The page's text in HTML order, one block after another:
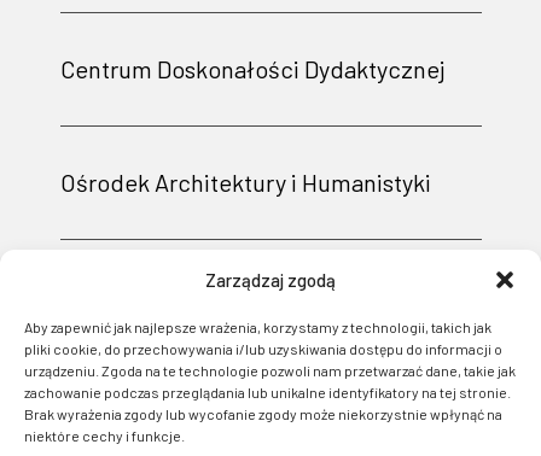
Zarządzaj zgodą
Aby zapewnić jak najlepsze wrażenia, korzystamy z technologii, takich jak
pliki cookie, do przechowywania i/lub uzyskiwania dostępu do informacji o
urządzeniu. Zgoda na te technologie pozwoli nam przetwarzać dane, takie jak
zachowanie podczas przeglądania lub unikalne identyfikatory na tej stronie.
Brak wyrażenia zgody lub wycofanie zgody może niekorzystnie wpłynąć na
niektóre cechy i funkcje.
Centrum Doskonałości Dydaktycznej
Ośrodek Architektury i Humanistyki